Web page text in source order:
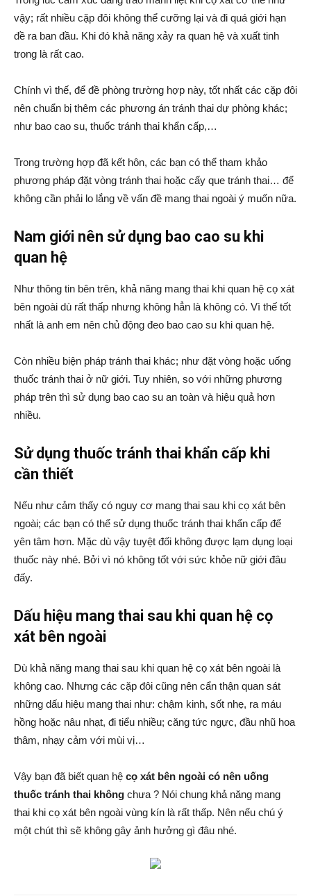
vậy; rất nhiều cặp đôi không thể cưỡng lại và đi quá giới hạn
đề ra ban đầu. Khi đó khả năng xảy ra quan hệ và xuất tinh
trong là rất cao.
Chính vì thế, để đề phòng trường hợp này, tốt nhất các cặp đôi
nên chuẩn bị thêm các phương án tránh thai dự phòng khác;
như bao cao su, thuốc tránh thai khẩn cấp,…
Trong trường hợp đã kết hôn, các bạn có thể tham khảo
phương pháp đặt vòng tránh thai hoặc cấy que tránh thai… để
không cần phải lo lắng về vấn đề mang thai ngoài ý muốn nữa.
Nam giới nên sử dụng bao cao su khi
quan hệ
Như thông tin bên trên, khả năng mang thai khi quan hệ cọ xát
bên ngoài dù rất thấp nhưng không hẳn là không có. Vì thế tốt
nhất là anh em nên chủ động đeo bao cao su khi quan hệ.
Còn nhiều biện pháp tránh thai khác; như đặt vòng hoặc uống
thuốc tránh thai ở nữ giới. Tuy nhiên, so với những phương
pháp trên thì sử dụng bao cao su an toàn và hiệu quả hơn
nhiều.
Sử dụng thuốc tránh thai khẩn cấp khi
cần thiết
Nếu như cảm thấy có nguy cơ mang thai sau khi cọ xát bên
ngoài; các bạn có thể sử dụng thuốc tránh thai khẩn cấp để
yên tâm hơn. Mặc dù vậy tuyệt đối không được lạm dụng loại
thuốc này nhé. Bởi vì nó không tốt với sức khỏe nữ giới đâu
đấy.
Dấu hiệu mang thai sau khi quan hệ cọ
xát bên ngoài
Dù khả năng mang thai sau khi quan hệ cọ xát bên ngoài là
không cao. Nhưng các cặp đôi cũng nên cẩn thận quan sát
những dấu hiệu mang thai như: chậm kinh, sốt nhẹ, ra máu
hồng hoặc nâu nhạt, đi tiểu nhiều; căng tức ngực, đầu nhũ hoa
thâm, nhạy cảm với mùi vị…
Vậy bạn đã biết quan hệ cọ xát bên ngoài có nên uống
thuốc tránh thai không chưa ? Nói chung khả năng mang
thai khi cọ xát bên ngoài vùng kín là rất thấp. Nên nếu chú ý
một chút thì sẽ không gây ảnh hưởng gì đâu nhé.